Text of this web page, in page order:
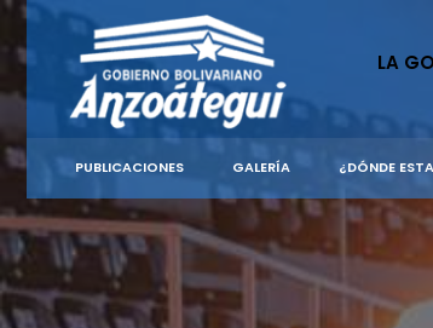
Skip
content
LA
PUBLICACIONES GALERÍA ¿DÓNDE